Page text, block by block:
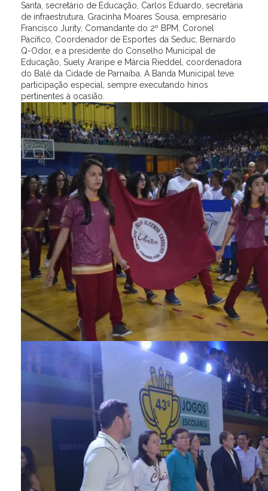
Santa, secretário de Educação, Carlos Eduardo, secretária
de infraestrutura, Gracinha Moares Sousa, empresário
Francisco Jurity, Comandante do 2º BPM, Coronel
Pacífico, Coordenador de Esportes da Seduc, Bernardo
Q-Odor, e a presidente do Conselho Municipal de
Educação, Suely Araripe e Márcia Rieddel, coordenadora
do Balé da Cidade de Parnaíba. A Banda Municipal teve
participação especial, sempre executando hinos
pertinentes à ocasião.